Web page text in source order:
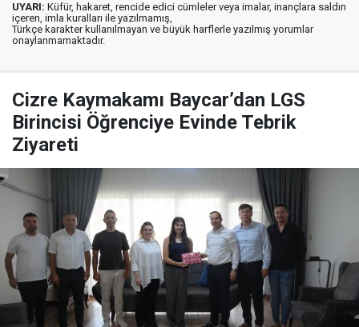
UYARI: Küfür, hakaret, rencide edici cümleler veya imalar, inançlara saldırı
içeren, imla kuralları ile yazılmamış,
Türkçe karakter kullanılmayan ve büyük harflerle yazılmış yorumlar
onaylanmamaktadır.
Cizre Kaymakamı Baycar’dan LGS
Birincisi Öğrenciye Evinde Tebrik
Ziyareti